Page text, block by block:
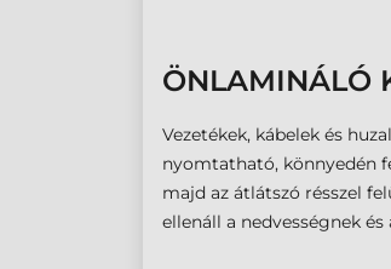
ÖNLAMINÁLÓ
Vezetékek, kábelek és
nyomtatható, könnyedén
majd az átlátszó résszel
ellenáll a nedvességnek és